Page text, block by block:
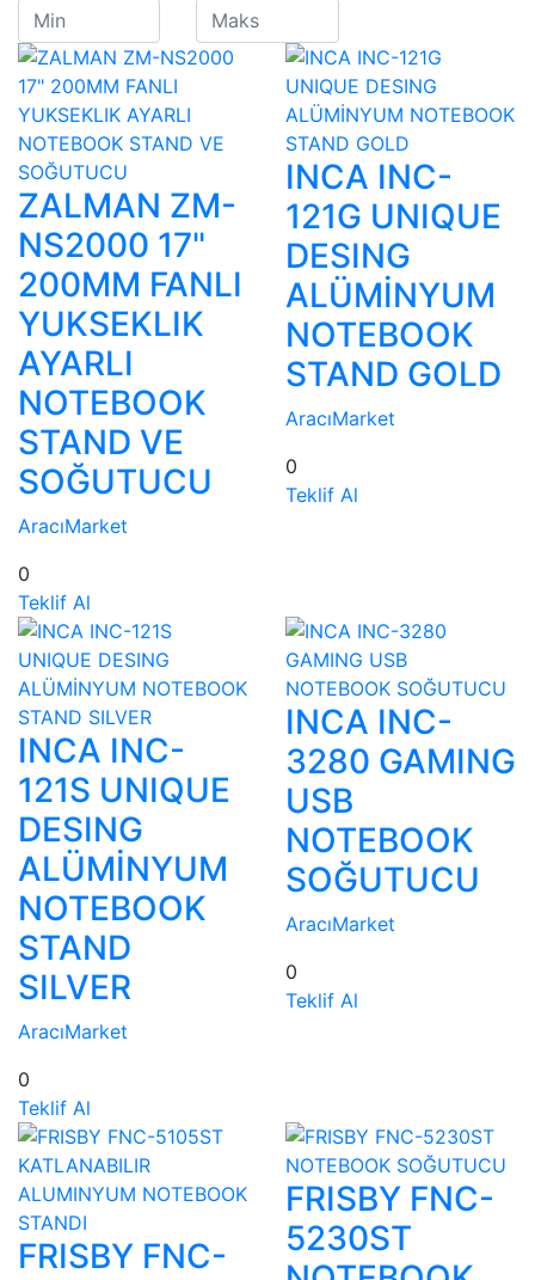
ZALMAN ZM-
NS2000 17"
200MM FANLI
YUKSEKLIK
AYARLI
NOTEBOOK
STAND VE
SOĞUTUCU
AracıMarket
0
Teklif Al
INCA INC-
121G UNIQUE
DESING
ALÜMİNYUM
NOTEBOOK
STAND GOLD
AracıMarket
0
Teklif Al
INCA INC-
121S UNIQUE
DESING
ALÜMİNYUM
NOTEBOOK
STAND
SILVER
AracıMarket
0
Teklif Al
INCA INC-
3280 GAMING
USB
NOTEBOOK
SOĞUTUCU
AracıMarket
0
Teklif Al
FRISBY FNC-
FRISBY FNC-
5230ST